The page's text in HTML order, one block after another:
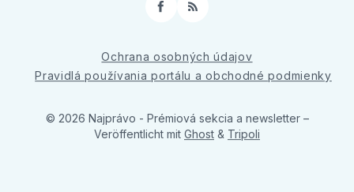
Facebook
RSS
Ochrana osobných údajov
Pravidlá používania portálu a obchodné podmienky
© 2026 Najprávo - Prémiová sekcia a newsletter –
Veröffentlicht mit Ghost & Tripoli